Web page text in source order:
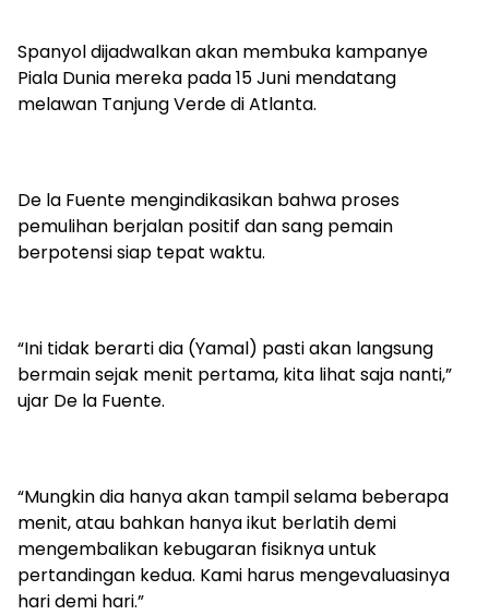
Spanyol dijadwalkan akan membuka kampanye
Piala Dunia mereka pada 15 Juni mendatang
melawan Tanjung Verde di Atlanta.
De la Fuente mengindikasikan bahwa proses
pemulihan berjalan positif dan sang pemain
berpotensi siap tepat waktu.
“Ini tidak berarti dia (Yamal) pasti akan langsung
bermain sejak menit pertama, kita lihat saja nanti,”
ujar De la Fuente.
“Mungkin dia hanya akan tampil selama beberapa
menit, atau bahkan hanya ikut berlatih demi
mengembalikan kebugaran fisiknya untuk
pertandingan kedua. Kami harus mengevaluasinya
hari demi hari.”